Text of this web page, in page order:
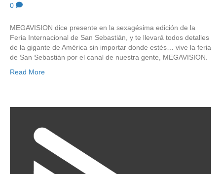
0
MEGAVISION dice presente en la sexagésima edición de la
Feria Internacional de San Sebastián, y te llevará todos detalles
de la gigante de América sin importar donde estés… vive la feria
de San Sebastián por el canal de nuestra gente, MEGAVISION.
Read More